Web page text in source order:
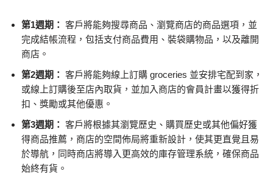
第1週期： 客戶將能夠搜尋商品、瀏覽商店的商品選項，並
完成結帳流程，包括支付商品費用、裝袋購物品，以及離開
商店。
第2週期： 客戶將能夠線上訂購 groceries 並安排宅配到家，
或線上訂購後至店內取貨，並加入商店的會員計畫以獲得折
扣、獎勵或其他優惠。
第3週期： 客戶將根據其瀏覽歷史、購買歷史或其他偏好獲
得商品推薦，商店的空間佈局將重新設計，使其更直覺且易
於導航，同時商店將導入更高效的庫存管理系統，確保商品
始終有貨。